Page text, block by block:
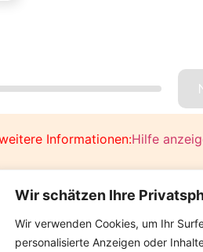
Wir schätzen Ihre
Wir verwenden Cookies, um Ihr
personalisierte Anzeigen oder
Informationen:Hilfe